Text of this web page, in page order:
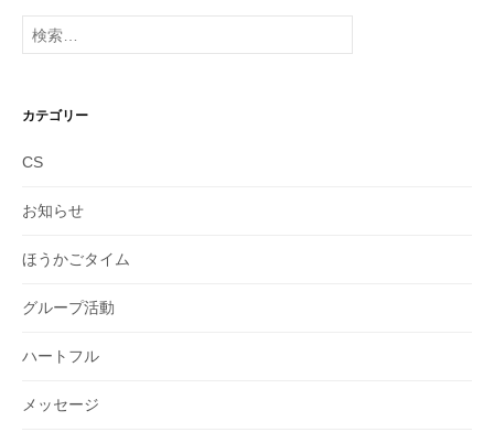
イ
ブ
検
索:
カテゴリー
CS
お知らせ
ほうかごタイム
グループ活動
ハートフル
メッセージ